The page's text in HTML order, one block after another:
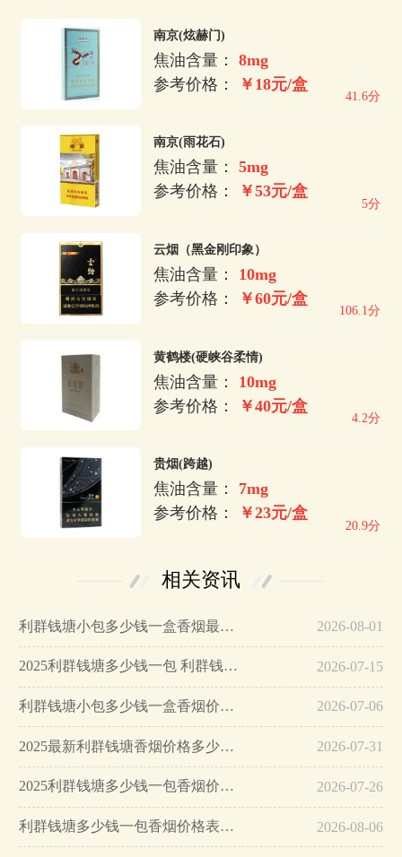
南京(炫赫门)
焦油含量：8mg
参考价格：
￥18元/盒
41.6分
南京(雨花石)
焦油含量：5mg
参考价格：
￥53元/盒
5分
云烟（黑金刚印象）
焦油含量： 10mg
参考价格：
￥60元/盒
106.1分
黄鹤楼(硬峡谷柔情)
焦油含量： 10mg
参考价格：
￥40元/盒
4.2分
贵烟(跨越)
焦油含量： 7mg
参考价格：
￥23元/盒
20.9分
相关资讯
利群钱塘小包多少钱一盒香烟最新价格2025… 2026-08-01
2025利群钱塘多少钱一包 利群钱塘烟价格表和图片… 2026-07-15
利群钱塘小包多少钱一盒香烟价格一览… 2026-07-06
2025最新利群钱塘香烟价格多少一包… 2026-07-31
2025利群钱塘多少钱一包香烟价格表和图片… 2026-07-26
利群钱塘多少钱一包香烟价格表和图片… 2026-08-06